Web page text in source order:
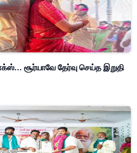
சூர்யாவே தேர்வு செய்த இறுதி